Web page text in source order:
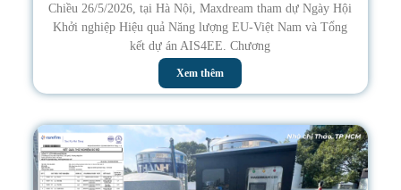
Chiều 26/5/2026, tại Hà Nội, Maxdream tham dự Ngày Hội
Khởi nghiệp Hiệu quả Năng lượng EU-Việt Nam và Tổng
kết dự án AIS4EE. Chương
Xem thêm